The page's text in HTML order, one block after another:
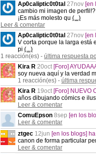
Ap0caliptic0t0tal 27nov [en
cambio mi imagen de
¡Es más molesto qu (...)
Leer & comentar
Ap0caliptic0t0tal 27nov [en
V corta porque la larga está
pi (...)
1 reacción(es) - última respuesta
Kira R 20oct [Foro]
soy nueva aquí y la verdad
1 reacción(es) - última
Kira R 19oct [Foro] NUEVO
años dibujando cómics e
Leer & comentar
ComuEpson 8sep [en los
Leer & comentar
ztgec 12jun [en los blogs]
canon de forma particular
Leer & comentar